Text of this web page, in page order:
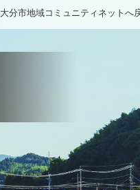
大分市地域コミュニティネットへ